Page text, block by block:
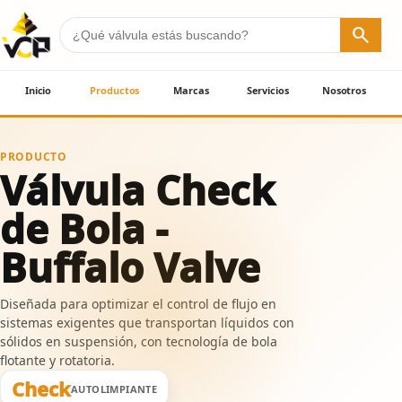
search
Inicio Productos Marcas Servicios Nosotros
PRODUCTO
Válvula Check
de Bola -
Buffalo Valve
Diseñada para optimizar el control de flujo en
sistemas exigentes que transportan líquidos con
sólidos en suspensión, con tecnología de bola
flotante y rotatoria.
CheckAUTOLIMPIANTE